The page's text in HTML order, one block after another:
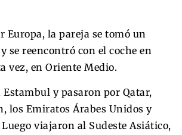
Europa, la pareja se tomó un
se reencontró con el coche en
vez, en Oriente Medio.
Estambul y pasaron por Qatar,
los Emiratos Árabes Unidos y
viajaron al Sudeste Asiático,